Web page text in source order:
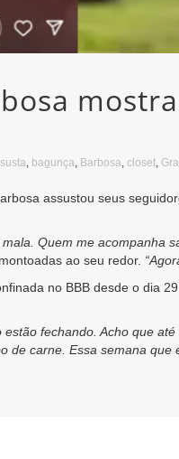
bagunça Barbosa closet
assustou seus
Quem me acompanha
ao seu redor.
no BBB desde o dia
estão fechando. Acho que
de carne. Essa semana